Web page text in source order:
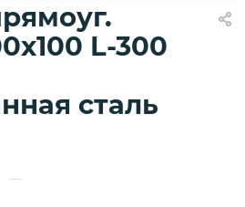
L-300
сталь
—